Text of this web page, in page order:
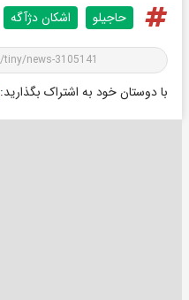
حاجیلو اشکان دژآگه
با دوستان خود به اشتراک بگذارید: